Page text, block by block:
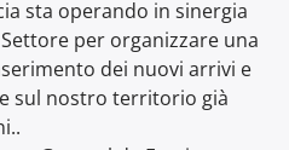
sta operando in sinergia
per organizzare una
dei nuovi arrivi e
sul nostro territorio già